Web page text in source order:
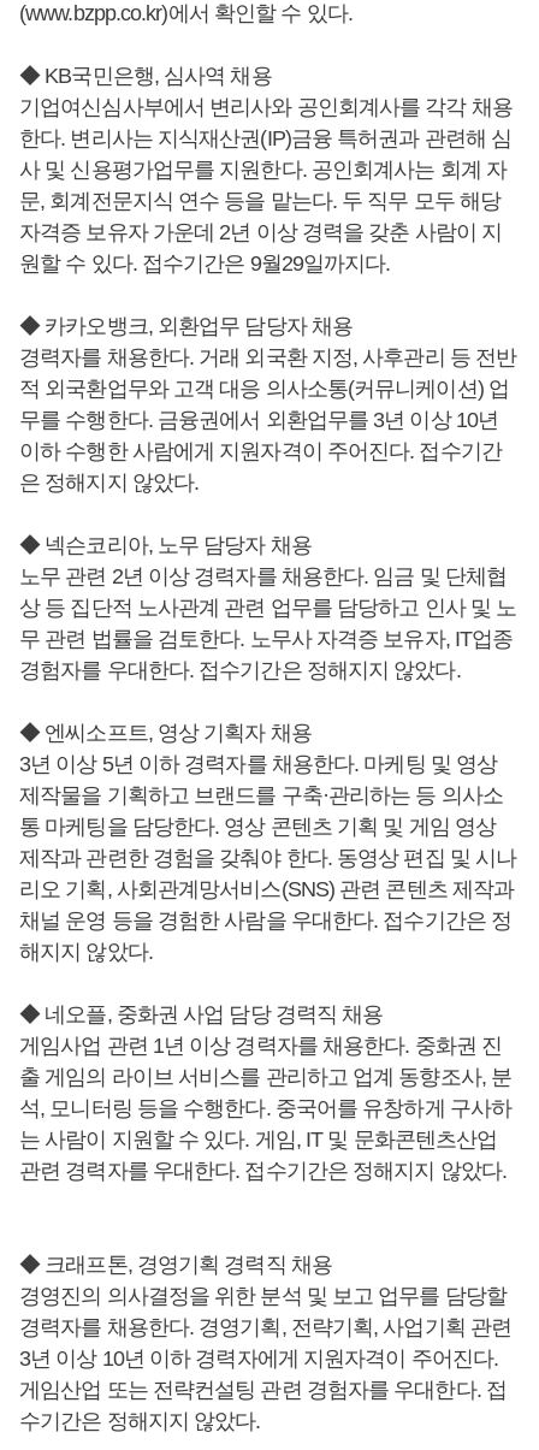
(www.bzpp.co.kr)에서 확인할 수 있다.
◆ KB국민은행, 심사역 채용
기업여신심사부에서 변리사와 공인회계사를 각각 채용
한다. 변리사는 지식재산권(IP)금융 특허권과 관련해 심
사 및 신용평가업무를 지원한다. 공인회계사는 회계 자
문, 회계전문지식 연수 등을 맡는다. 두 직무 모두 해당
자격증 보유자 가운데 2년 이상 경력을 갖춘 사람이 지
원할 수 있다. 접수기간은 9월29일까지다.
◆ 카카오뱅크, 외환업무 담당자 채용
경력자를 채용한다. 거래 외국환 지정, 사후관리 등 전반
적 외국환업무와 고객 대응 의사소통(커뮤니케이션) 업
무를 수행한다. 금융권에서 외환업무를 3년 이상 10년
이하 수행한 사람에게 지원자격이 주어진다. 접수기간
은 정해지지 않았다.
◆ 넥슨코리아, 노무 담당자 채용
노무 관련 2년 이상 경력자를 채용한다. 임금 및 단체협
상 등 집단적 노사관계 관련 업무를 담당하고 인사 및 노
무 관련 법률을 검토한다. 노무사 자격증 보유자, IT업종
경험자를 우대한다. 접수기간은 정해지지 않았다.
◆ 엔씨소프트, 영상 기획자 채용
3년 이상 5년 이하 경력자를 채용한다. 마케팅 및 영상
제작물을 기획하고 브랜드를 구축·관리하는 등 의사소
통 마케팅을 담당한다. 영상 콘텐츠 기획 및 게임 영상
제작과 관련한 경험을 갖춰야 한다. 동영상 편집 및 시나
리오 기획, 사회관계망서비스(SNS) 관련 콘텐츠 제작과
채널 운영 등을 경험한 사람을 우대한다. 접수기간은 정
해지지 않았다.
◆ 네오플, 중화권 사업 담당 경력직 채용
게임사업 관련 1년 이상 경력자를 채용한다. 중화권 진
출 게임의 라이브 서비스를 관리하고 업계 동향조사, 분
석, 모니터링 등을 수행한다. 중국어를 유창하게 구사하
는 사람이 지원할 수 있다. 게임, IT 및 문화콘텐츠산업
관련 경력자를 우대한다. 접수기간은 정해지지 않았다.
◆ 크래프톤, 경영기획 경력직 채용
경영진의 의사결정을 위한 분석 및 보고 업무를 담당할
경력자를 채용한다. 경영기획, 전략기획, 사업기획 관련
3년 이상 10년 이하 경력자에게 지원자격이 주어진다.
게임산업 또는 전략컨설팅 관련 경험자를 우대한다. 접
수기간은 정해지지 않았다.